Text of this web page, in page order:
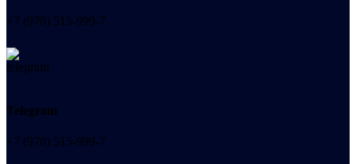
+7 (978) 515-999-7
Telegram
+7 (978) 515-999-7